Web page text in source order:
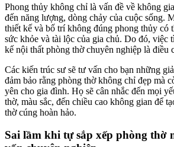
Phong thủy không chỉ là vấn đề về không
đến năng lượng, dòng chảy của cuộc sống.
thiết kế và bố trí không đúng phong thủy có
sức khỏe và tài lộc của gia chủ. Do đó, việc
kế nội thất phòng thờ chuyên nghiệp là điều
Các kiến trúc sư sẽ tư vấn cho bạn những
đảm bảo rằng phòng thờ không chỉ đẹp mà
yên cho gia đình. Họ sẽ cân nhắc đến mọi
thờ, màu sắc, đến chiều cao không gian để
thờ cúng hoàn hảo.
Sai lầm khi tự sắp xếp phòng thờ